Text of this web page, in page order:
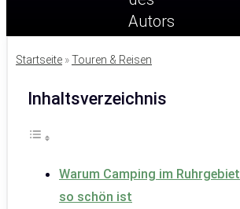
Startseite »Touren & Reisen
Inhaltsverzeichnis
Warum Camping im Ruhrgebiet
so schön ist